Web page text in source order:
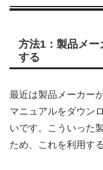
方法1：製品メー
する
最近は製品メーカー
マニュアルをダウン
いです。こういった
ため、これを利用す